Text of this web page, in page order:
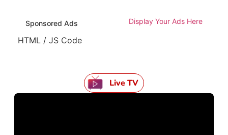
Sponsored Ads Display Your Ads Here
HTML / JS Code
Live TV